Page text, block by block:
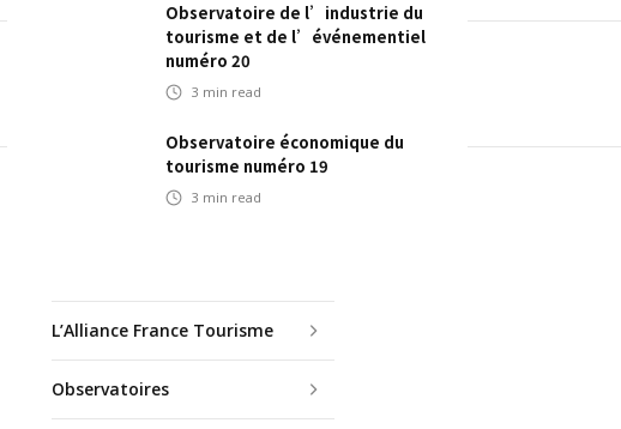
Observatoire de l’industrie du
tourisme et de l’événementiel
numéro 20
3 min read
Observatoire économique du
tourisme numéro 19
3 min read
L’Alliance France Tourisme
Observatoires